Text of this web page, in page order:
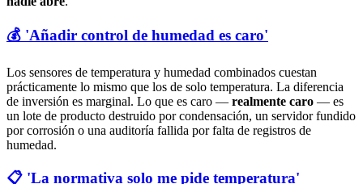
💰 'Añadir control de humedad es caro'
Los sensores de temperatura y humedad combinados cuestan
prácticamente lo mismo que los de solo temperatura. La diferencia
de inversión es marginal. Lo que es caro — realmente caro — es
un lote de producto destruido por condensación, un servidor fundido
por corrosión o una auditoría fallida por falta de registros de
humedad.
📋 'La normativa solo me pide temperatura'